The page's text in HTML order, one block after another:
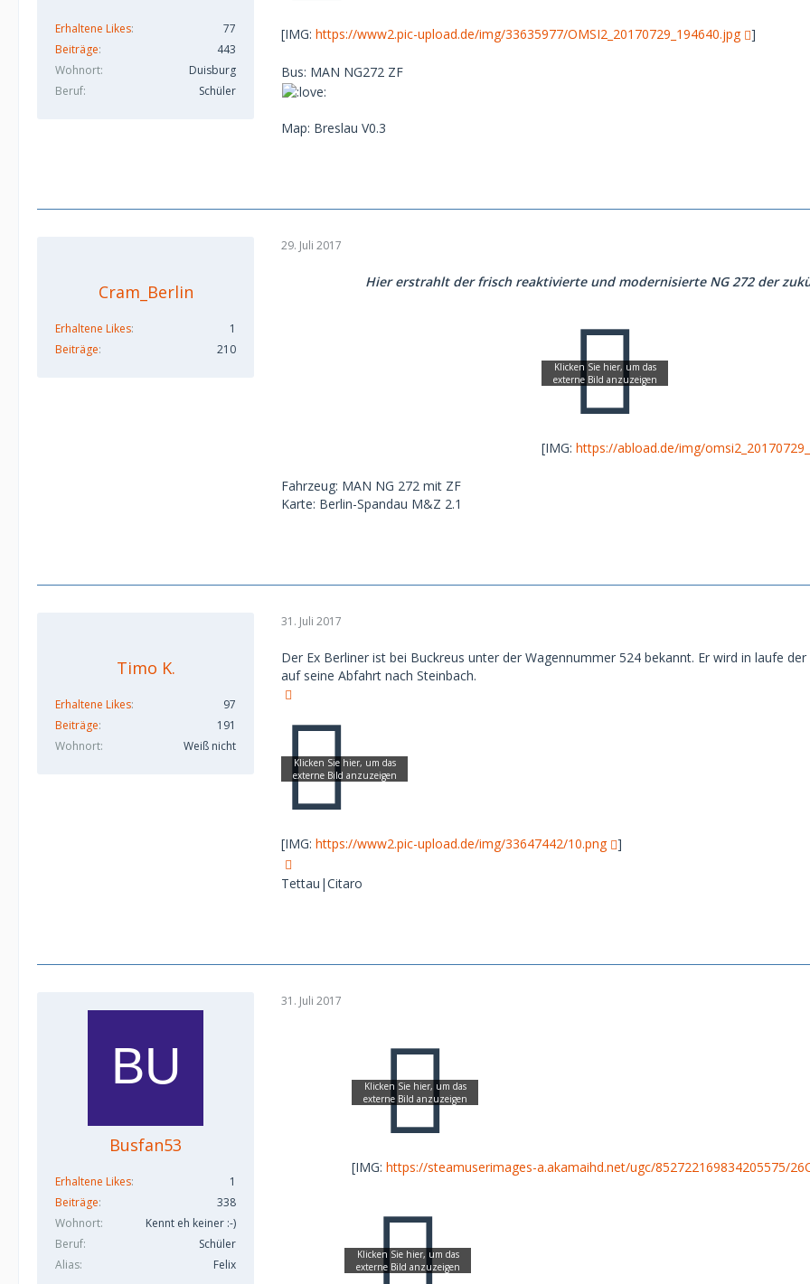
Erhaltene Likes
77
Beiträge
443
Wohnort
Duisburg
Beruf
Schüler
[IMG: https://www2.pic-upload.de/img/33635977/OMSI2_20170729_194640.jpg ]
Bus: MAN NG272 ZF
Map: Breslau V0.3
Cram_Berlin
Erhaltene Likes
1
Beiträge
210
29. Juli 2017
Hier erstrahlt der frisch reaktivierte und modernisierte NG 272 der
[IMG: https://abload.de/img/
Fahrzeug: MAN NG 272 mit ZF
Karte: Berlin-Spandau M&Z 2.1
Timo K.
Erhaltene Likes
97
Beiträge
191
Wohnort
Weiß nicht
31. Juli 2017
Der Ex Berliner ist bei Buckreus unter der Wagennummer 524 bekannt. Er wird in laufe
auf seine Abfahrt nach Steinbach.
[IMG: https://www2.pic-upload.de/img/33647442/10.png ]
Tettau|Citaro
Busfan53
Erhaltene Likes
1
Beiträge
338
Wohnort
Kennt eh keiner :-)
Beruf
Schüler
Alias
Felix
31. Juli 2017
[IMG: https://steamuserimages-a.akamaihd.net/ugc/852722169834205575/